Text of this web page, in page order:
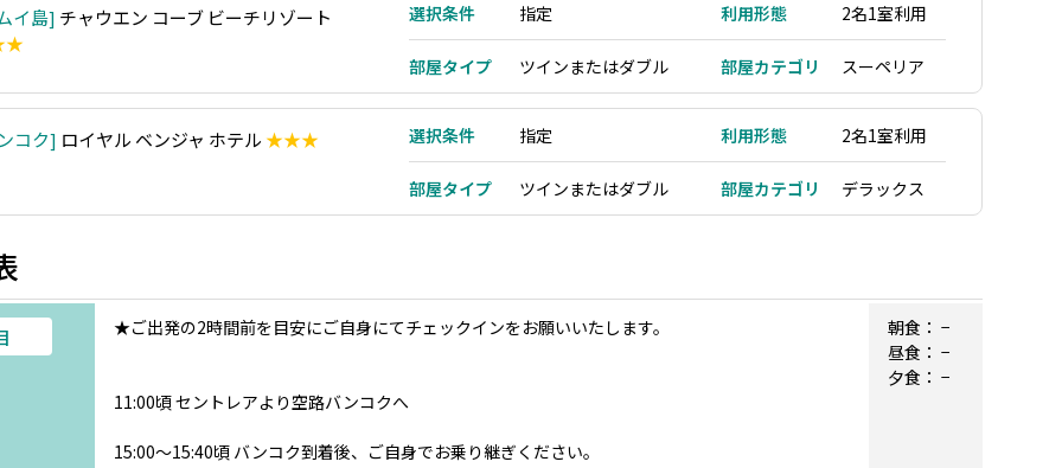
イ島 チャウエン コーブ ビーチリゾート
選択条件 指定 利用形態 2名1室利用
部屋タイプ ツインまたはダブル 部屋カテゴリ スーペリア
コク ロイヤル ベンジャ ホテル ★★★ 選択条件 指定 利用形態 2名1室利用
部屋タイプ ツインまたはダブル 部屋カテゴリ デラックス
★ご出発の2時間前を目安にご自身にてチェックインをお願いいたします。
11:00頃 セントレアより空路バンコクへ
15:00～15:40頃 バンコク到着後、ご自身でお乗り継ぎください。
朝食： −
昼食： −
夕食： −